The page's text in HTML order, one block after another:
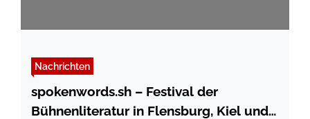
Nachrichten
spokenwords.sh – Festival der
Bühnenliteratur in Flensburg, Kiel und